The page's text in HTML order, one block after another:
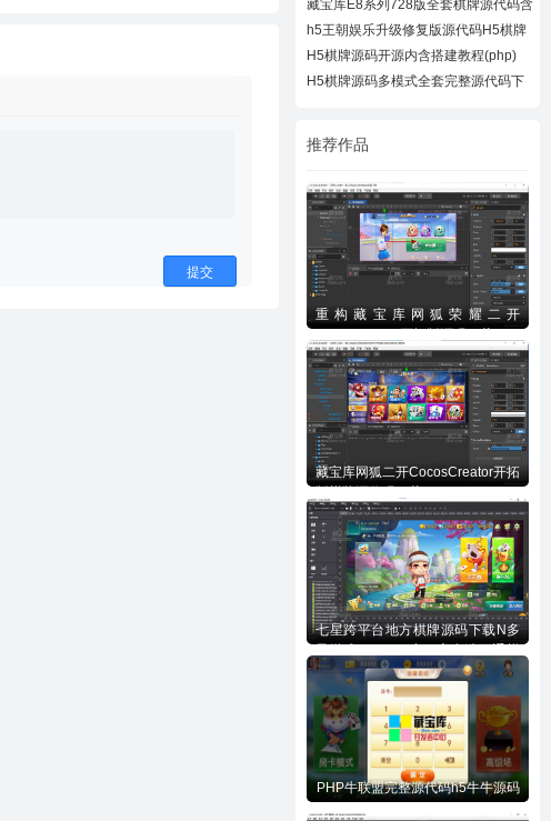
提交
藏宝库E8系列728版全套棋牌源代码含
728UI工
h5王朝娱乐升级修复版源代码H5棋牌
全套源码
H5棋牌源码开源内含搭建教程(php)
H5棋牌源码多模式全套完整源代码下
推荐作品
重构藏宝库网狐荣耀二开
藏宝库网狐二开CocosCreator开拓
七星跨平台地方棋牌源码下载N多
牌源代码下载
PHP牛联盟完整源代码h5牛牛源码